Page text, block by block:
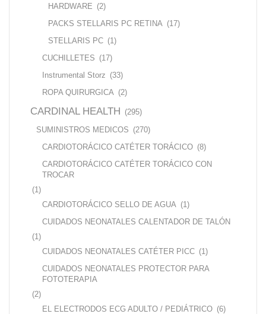
HARDWARE (2)
PACKS STELLARIS PC RETINA (17)
STELLARIS PC (1)
CUCHILLETES (17)
Instrumental Storz (33)
ROPA QUIRURGICA (2)
CARDINAL HEALTH (295)
SUMINISTROS MEDICOS (270)
CARDIOTORÁCICO CATÉTER TORÁCICO (8)
CARDIOTORÁCICO CATÉTER TORÁCICO CON
TROCAR
(1)
CARDIOTORÁCICO SELLO DE AGUA (1)
CUIDADOS NEONATALES CALENTADOR DE TALÓN
(1)
CUIDADOS NEONATALES CATÉTER PICC (1)
CUIDADOS NEONATALES PROTECTOR PARA
FOTOTERAPIA
(2)
EL ELECTRODOS ECG ADULTO / PEDIÁTRICO (6)